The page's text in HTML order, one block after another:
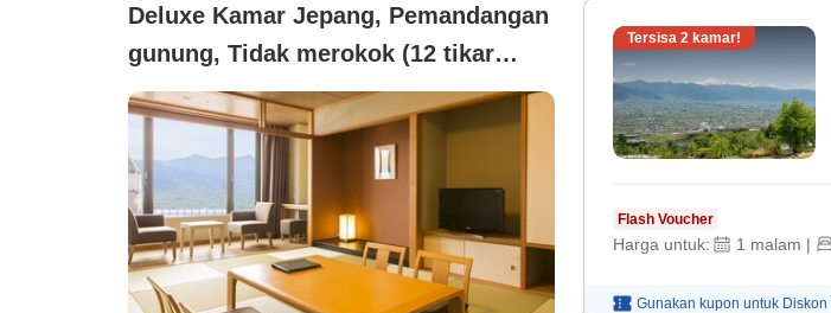
Deluxe Kamar Jepang, Pemandangan
gunung, Tidak merokok (12 tikar
tatami)
Tersisa 2 kamar!
Flash Voucher
Harga untuk: 1 malam |
Gunakan kupon untuk Diskon